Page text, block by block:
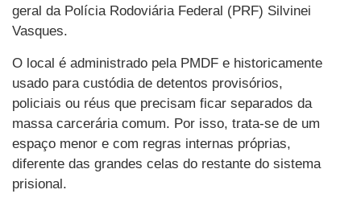
geral da Polícia Rodoviária Federal (PRF) Silvinei
Vasques.
O local é administrado pela PMDF e historicamente
usado para custódia de detentos provisórios,
policiais ou réus que precisam ficar separados da
massa carcerária comum. Por isso, trata-se de um
espaço menor e com regras internas próprias,
diferente das grandes celas do restante do sistema
prisional.